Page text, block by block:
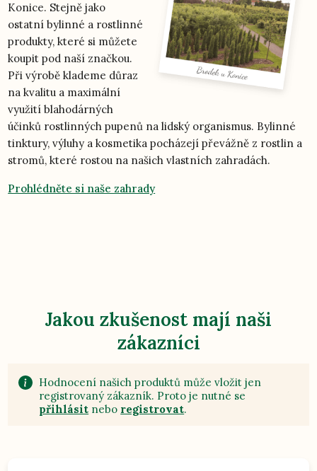
Konice. Stejně jako
ostatní bylinné a rostlinné
produkty, které si můžete
koupit pod naší značkou.
Při výrobě klademe důraz
na kvalitu a maximální
využití blahodárných
účinků rostlinných pupenů na lidský organismus. Bylinné
tinktury, výluhy a kosmetika pocházejí převážně z rostlin a
stromů, které rostou na našich vlastních zahradách.
Prohlédněte si naše zahrady
Jakou zkušenost mají naši
zákazníci
Hodnocení našich produktů může vložit jen
registrovaný zákazník. Proto je nutné se
přihlásit nebo registrovat.